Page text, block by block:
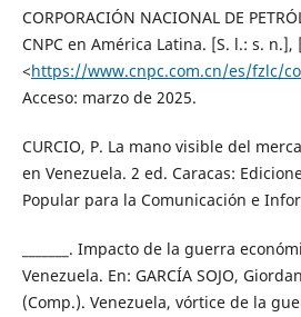
CORPORACIÓN NACIONAL DE
CNPC en América Latina. [S. l.: s.
<https://www.cnpc.com.cn/es/fzlc/
Acceso: marzo de 2025.
CURCIO, P. La mano visible del
en Venezuela. 2 ed. Caracas:
Popular para la Comunicación e
_______. Impacto de la guerra
Venezuela. En: GARCÍA SOJO,
(Comp.). Venezuela, vórtice de la